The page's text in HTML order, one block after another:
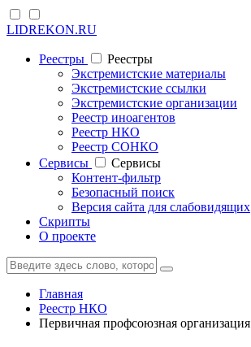
LIDREKON.RU
Реестры
Реестры
Экстремистские материалы
Экстремистские ссылки
Экстремистские организации
Реестр иноагентов
Реестр НКО
Реестр СОНКО
Cервисы
Cервисы
Контент-фильтр
Безопасный поиск
Версия сайта для слабовидящих
Скрипты
О проекте
Главная
Реестр НКО
Первичная профсоюзная организация